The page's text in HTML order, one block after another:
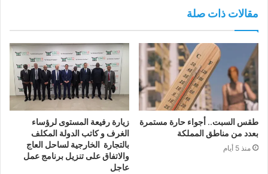
مقالات ذات صلة
طقس السبت.. أجواء حارة مستمرة
بعدد من مناطق المملكة
منذ 5 أيام
زيارة رفيعة المستوى لرؤساء
الغرف و كاتب الدولة المكلف
بالتجارة الخارجية لساحل العاج
والاتفاق على تنزيل برنامج عمل
عاجل